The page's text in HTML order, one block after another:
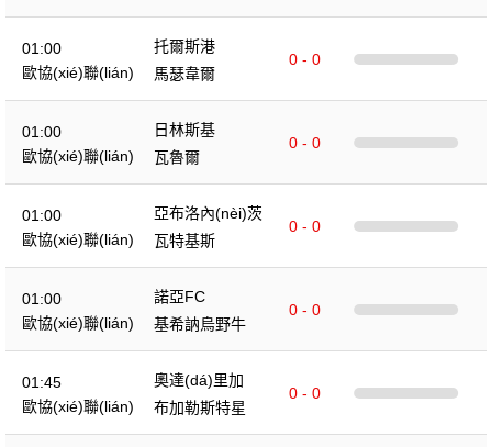
01:00
歐協(xié)聯(lián)
托爾斯港
0 - 0
馬瑟韋爾
01:00
歐協(xié)聯(lián)
日林斯基
0 - 0
瓦魯爾
01:00
歐協(xié)聯(lián)
亞布洛內(nèi)茨
0 - 0
瓦特基斯
01:00
歐協(xié)聯(lián)
諾亞FC
0 - 0
基希訥烏野牛
01:45
歐協(xié)聯(lián)
奧達(dá)里加
0 - 0
布加勒斯特星